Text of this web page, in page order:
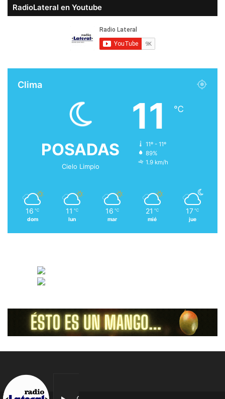
RadioLateral en Youtube
Clima
POSADAS
Cielo Limpio
11 ℃
11º - 11º
89%
1.9 km/h
16 ℃
dom
11 ℃
lun
16 ℃
mar
21 ℃
mié
17 ℃
jue